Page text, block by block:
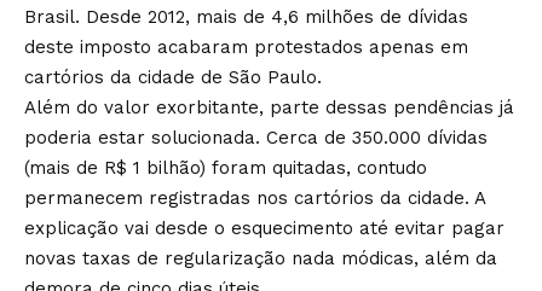
Brasil. Desde 2012, mais de 4,6 milhões de dívidas
deste imposto acabaram protestados apenas em
cartórios da cidade de São Paulo.
Além do valor exorbitante, parte dessas pendências já
poderia estar solucionada. Cerca de 350.000 dívidas
(mais de R$ 1 bilhão) foram quitadas, contudo
permanecem registradas nos cartórios da cidade. A
explicação vai desde o esquecimento até evitar pagar
novas taxas de regularização nada módicas, além da